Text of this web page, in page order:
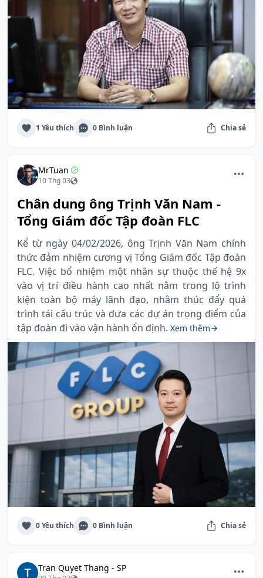
1 Yêu thích 0 Bình luận Chia sẻ
MrTuan
10 Thg 03
Chân dung ông Trịnh Văn Nam -
Tổng Giám đốc Tập đoàn FLC
Kể từ ngày 04/02/2026, ông Trịnh Văn Nam chính
thức đảm nhiệm cương vị Tổng Giám đốc Tập đoàn
FLC. Việc bổ nhiệm một nhân sự thuộc thế hệ 9x
vào vị trí điều hành cao nhất nằm trong lộ trình
kiện toàn bộ máy lãnh đạo, nhằm thúc đẩy quá
trình tái cấu trúc và đưa các dự án trọng điểm của
tập đoàn đi vào vận hành ổn định. Xem thêm
0 Yêu thích 0 Bình luận Chia sẻ
Tran Quyet Thang - SP